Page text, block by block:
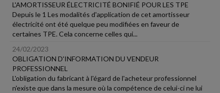
L'AMORTISSEUR ÉLECTRICITÉ BONIFIÉ POUR LES TPE
Depuis le 1 Les modalités d'application de cet amortisseur
électricité ont été quelque peu modifiées en faveur de
certaines TPE. Cela concerne celles qui...
24/02/2023
OBLIGATION D'INFORMATION DU VENDEUR
PROFESSIONNEL
L'obligation du fabricant à l'égard de l'acheteur professionnel
n'existe que dans la mesure où la compétence de celui-ci ne lui